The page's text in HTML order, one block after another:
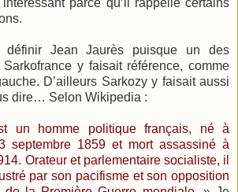
définir Jean Jaurès puisque un des
y faisait référence, comme
D’ailleurs Sarkozy y faisait aussi
dire… Selon Wikipedia :
un homme politique français, né à
septembre 1859 et mort assassiné à
Orateur et parlementaire socialiste, il
par son pacifisme et son opposition